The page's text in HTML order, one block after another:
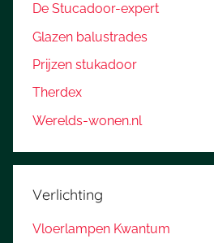
De Stucadoor-expert
Glazen balustrades
Prijzen stukadoor
Therdex
Werelds-wonen.nl
Verlichting
Vloerlampen Kwantum